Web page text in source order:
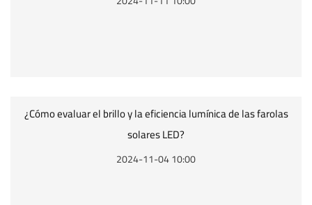
¿Cómo evaluar el brillo y la eficiencia lumínica de las farolas
solares LED?
2024-11-04 10:00